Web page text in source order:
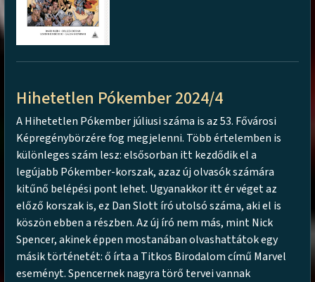
Hihetetlen Pókember 2024/4
A Hihetetlen Pókember júliusi száma is az 53. Fővárosi
Képregénybörzére fog megjelenni. Több értelemben is
különleges szám lesz: elsősorban itt kezdődik el a
legújabb Pókember-korszak, azaz új olvasók számára
kitűnő belépési pont lehet. Ugyanakkor itt ér véget az
előző korszak is, ez Dan Slott író utolsó száma, aki el is
köszön ebben a részben. Az új író nem más, mint Nick
Spencer, akinek éppen mostanában olvashattátok egy
másik történetét: ő írta a Titkos Birodalom című Marvel
eseményt. Spencernek nagyra törő tervei vannak